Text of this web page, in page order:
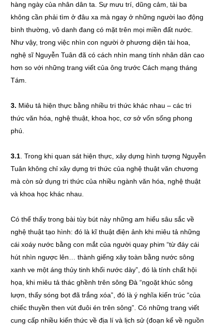
hàng ngày của nhân dân ta. Sự mưu trí, dũng cảm, tài ba
không cần phải tìm ở đâu xa mà ngay ở những người lao động
bình thường, vô danh đang có mặt trên mọi miền đất nước.
Như vậy, trong việc nhìn con người ở phương diện tài hoa,
nghệ sĩ Nguyễn Tuân đã có cách nhìn mang tính nhân dân cao
hơn so với những trang viết của ông trước Cách mạng tháng
Tám.
3. Miêu tả hiện thực bằng nhiều tri thức khác nhau – các tri
thức văn hóa, nghệ thuật, khoa học, cơ sở vốn sống phong
phú.
3.1 . Trong khi quan sát hiện thực, xây dựng hình tượng Nguyễn
Tuân không chỉ xây dựng tri thức của nghệ thuật văn chương
mà còn sử dụng tri thức của nhiều ngành văn hóa, nghệ thuật
và khoa học khác nhau.
Có thể thấy trong bài tùy bút này những am hiểu sâu sắc về
nghệ thuật tạo hình: đó là kĩ thuật điện ảnh khi miêu tả những
cái xoáy nước bằng con mắt của người quay phim “từ đáy cái
hút nhìn ngược lên… thành giếng xây toàn bằng nước sông
xanh ve một áng thủy tinh khối nước dày”, đó là tính chất hội
họa, khi miêu tả thác ghềnh trên sông Đà “ngoặt khúc sông
lượn, thấy sóng bọt đã trắng xóa”, đó là ý nghĩa kiến trúc “của
chiếc thuyền then vút đuôi én trên sông”. Có những trang viết
cung cấp nhiều kiến thức về địa lí và lịch sử (đoạn kể về nguồn